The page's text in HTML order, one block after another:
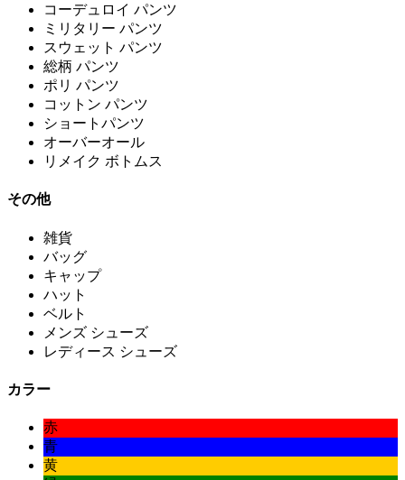
コーデュロイ パンツ
ミリタリー パンツ
スウェット パンツ
総柄 パンツ
ポリ パンツ
コットン パンツ
ショートパンツ
オーバーオール
リメイク ボトムス
その他
雑貨
バッグ
キャップ
ハット
ベルト
メンズ シューズ
レディース シューズ
カラー
赤
青
黄